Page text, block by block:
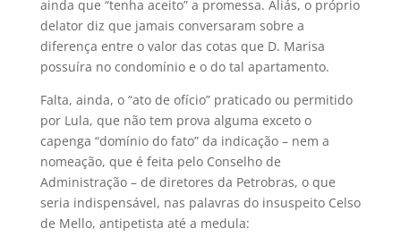
ainda que “tenha aceito” a promessa. Aliás, o próprio
delator diz que jamais conversaram sobre a
diferença entre o valor das cotas que D. Marisa
possuíra no condomínio e o do tal apartamento.
Falta, ainda, o “ato de ofício” praticado ou permitido
por Lula, que não tem prova alguma exceto o
capenga “domínio do fato” da indicação – nem a
nomeação, que é feita pelo Conselho de
Administração – de diretores da Petrobras, o que
seria indispensável, nas palavras do insuspeito Celso
de Mello, antipetista até a medula: